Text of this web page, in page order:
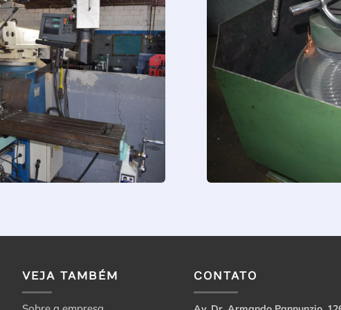
VEJA TAMBÉM CONTATO